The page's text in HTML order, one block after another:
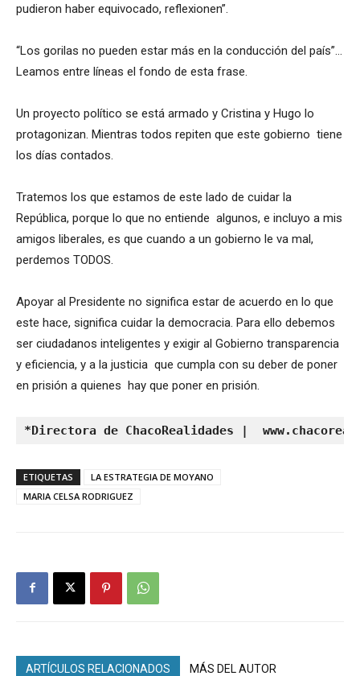
pudieron haber equivocado, reflexionen”.
“Los gorilas no pueden estar más en la conducción del país”…
Leamos entre líneas el fondo de esta frase.
Un proyecto político se está armado y Cristina y Hugo lo
protagonizan. Mientras todos repiten que este gobierno tiene
los días contados.
Tratemos los que estamos de este lado de cuidar la
República, porque lo que no entiende algunos, e incluyo a mis
amigos liberales, es que cuando a un gobierno le va mal,
perdemos TODOS.
Apoyar al Presidente no significa estar de acuerdo en lo que
este hace, significa cuidar la democracia. Para ello debemos
ser ciudadanos inteligentes y exigir al Gobierno transparencia
y eficiencia, y a la justicia que cumpla con su deber de poner
en prisión a quienes hay que poner en prisión.
*Directora de ChacoRealidades |
ETIQUETAS
LA ESTRATEGIA DE MOYANO
MARIA CELSA RODRIGUEZ
ARTÍCULOS RELACIONADOS MÁS DEL AUTOR